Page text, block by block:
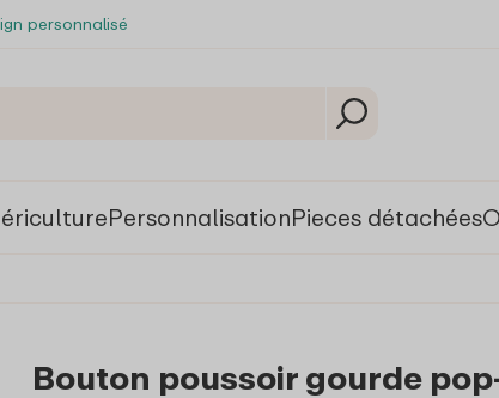
personnalisé
PersonnalisationPieces détachées
Bouton poussoir gourde